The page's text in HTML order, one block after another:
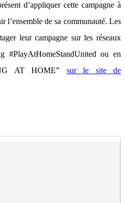
d’appliquer cette campagne à
l’ensemble de sa communauté. Les
leur campagne sur les réseaux
#PlayAtHomeStandUnited ou en
AT HOME” sur le site de